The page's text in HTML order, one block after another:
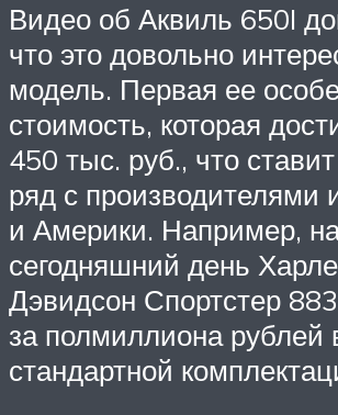
Видео об Аквиль 650I
что это довольно
модель. Первая ее
стоимость, которая
450 тыс. руб., что
ряд с производителями
и Америки. Например,
сегодняшний день
Дэвидсон Спортстер
за полмиллиона рублей
стандартной